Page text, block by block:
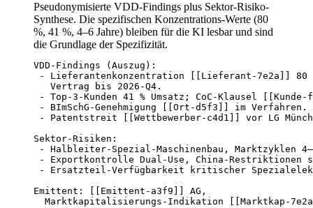
Pseudonymisierte VDD-Findings plus Sektor-Risiko-
Synthese. Die spezifischen Konzentrations-Werte (80
%, 41 %, 4–6 Jahre) bleiben für die KI lesbar und sind
die Grundlage der Spezifizität.
VDD-Findings (Auszug):
- Lieferantenkonzentration [[Lieferant-7e2a]] 80
   Vertrag bis 2026-Q4.
- Top-3-Kunden 41 % Umsatz; CoC-Klausel
- BImSchG-Genehmigung [[Ort-d5f3]] im Verfahren.
- Patentstreit [[Wettbewerber-c4d1]] vor LG
Sektor-Risiken:
- Halbleiter-Spezial-Maschinenbau, Marktzyklen
- Exportkontrolle Dual-Use, China-Restriktionen
- Ersatzteil-Verfügbarkeit kritischer
Emittent: [[Emittent-a3f9]] AG,
Marktkapitalisierungs-Indikation [[Marktkap-